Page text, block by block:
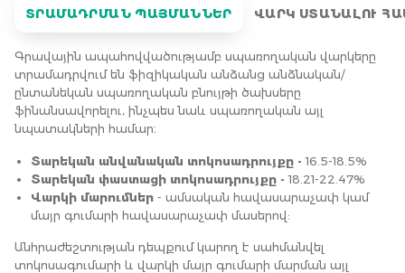
ՏՐԱՄԱԴՐՄԱՆ ՊԱՅՄԱՆՆԵՐ ՎԱՐԿ ՍՏԱՆԱԼՈՒ
Գրավային ապահովվածությամբ սպառողական վարկերը
տրամադրվում են ֆիզիկական անձանց անձնական/
ընտանեկան սպառողական բնույթի ծախսերը
ֆինանսավորելու, ինչպես նաև սպառողական այլ
նպատակների համար։
Տարեկան անվանական տոկոսադրույքը -16.5-18.5%
Տարեկան փաստացի տոկոսադրույքը -18.21-22.47%
Վարկի մարումներ - ամսական հավասարաչափ կամ
մայր գումարի հավասարաչափ մասերով:
Անհրաժեշտության դեպքում կարող է սահմանվել
տոկոսագումարի և վարկի մայր գումարի մարման այլ